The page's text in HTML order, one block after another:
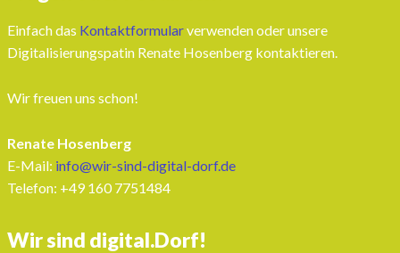
Einfach das Kontaktformularverwenden oder unsere
Digitalisierungspatin Renate Hosenberg kontaktieren.
Wir freuen uns schon!
Renate Hosenberg
E-Mail: info@wir-sind-digital-dorf.de
Telefon: ‭+49 160 7751484‬
Wir sind digital.Dorf!